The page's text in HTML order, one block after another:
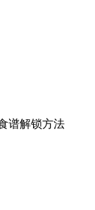
谱解锁方法